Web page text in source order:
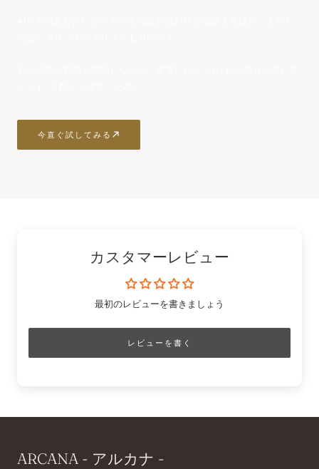
今直ぐ試してみる
カスタマーレビュー
最初のレビューを書きましょう
レビューを書く
ARCANA - アルカナ -